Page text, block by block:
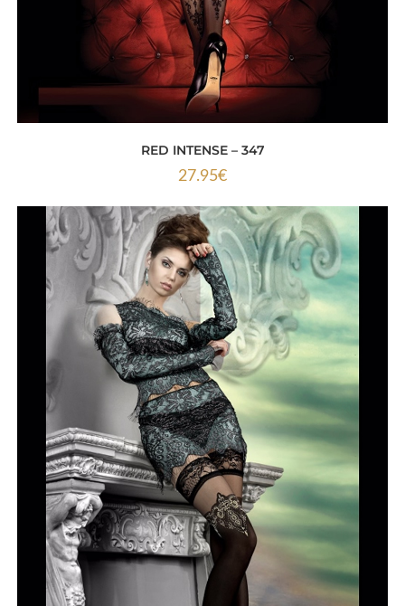
RED INTENSE – 347
27.95€